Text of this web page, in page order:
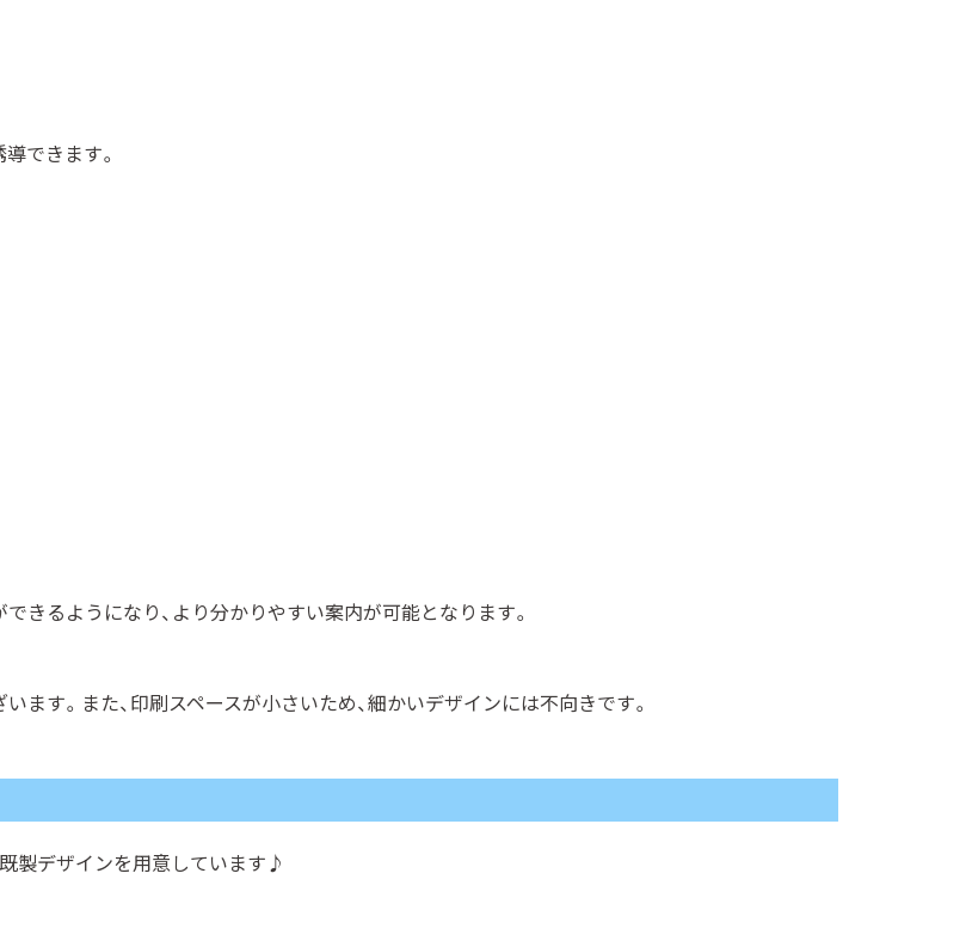
できます。
きるようになり、より分かりやすい案内が可能となります。
す。また、印刷スペースが小さいため、細かいデザインには不向きです。
製デザインを用意しています♪